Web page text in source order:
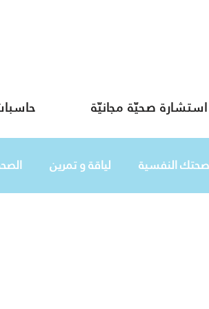
استشارة صحيّة مجانيّة
صحتك النفسية لياقة و تمرين